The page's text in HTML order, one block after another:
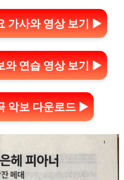
가사와 영상 보기 ▶
와 연습 영상 보기 ▶
악보 다운로드 ▶